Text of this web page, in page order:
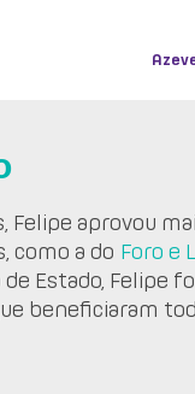
Felipe aprovou
como a do Foro e
de Estado, Felipe
beneficiaram